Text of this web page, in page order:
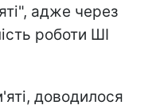
адже через
роботи ШІ
доводилося